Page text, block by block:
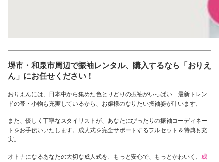
堺市・和泉市周辺で振袖レンタル、購入するなら「おりえ
ん」にお任せください！
おりえんには、日本中から集めた色とりどりの振袖がいっぱい！最新トレン
ドの帯・小物も充実しているから、お嬢様のなりたい振袖姿が叶います。
また、優しく丁寧なスタイリストが、あなたにぴったりの振袖コーディネー
トをお手伝いいたします。成人式を完全サポートするフルセット＆特典も充
実。
オトナになるあなたの大切な成人式を、もっと安心で、もっとかわいく。 成